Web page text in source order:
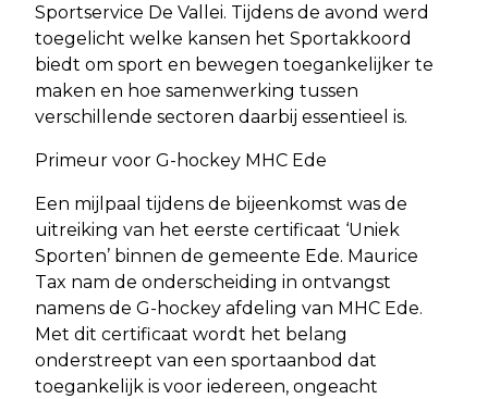
Sportservice De Vallei. Tijdens de avond werd
toegelicht welke kansen het Sportakkoord
biedt om sport en bewegen toegankelijker te
maken en hoe samenwerking tussen
verschillende sectoren daarbij essentieel is.
Primeur voor G-hockey MHC Ede
Een mijlpaal tijdens de bijeenkomst was de
uitreiking van het eerste certificaat ‘Uniek
Sporten’ binnen de gemeente Ede. Maurice
Tax nam de onderscheiding in ontvangst
namens de G-hockey afdeling van MHC Ede.
Met dit certificaat wordt het belang
onderstreept van een sportaanbod dat
toegankelijk is voor iedereen, ongeacht